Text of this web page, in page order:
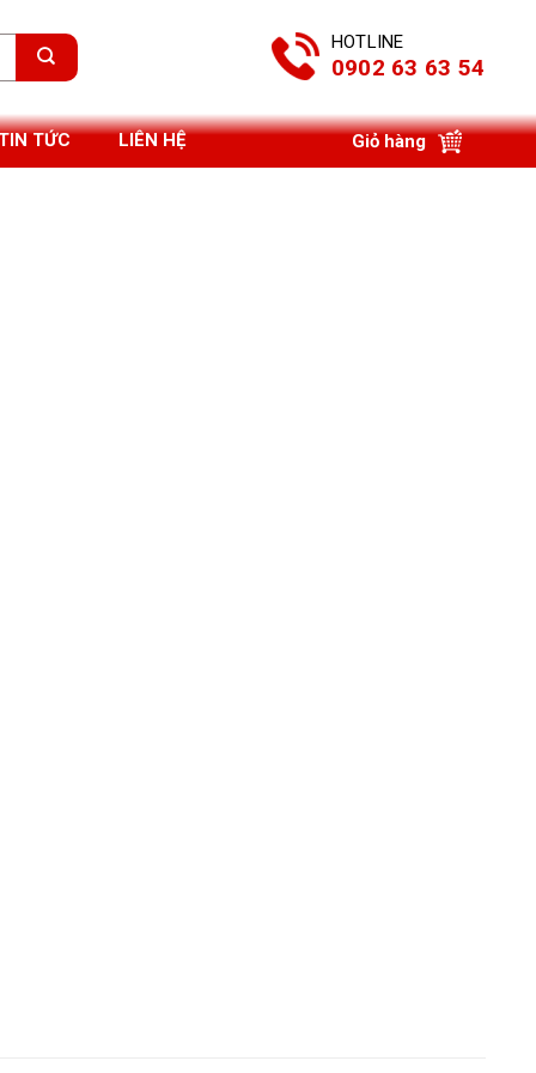
HOTLINE
0902 63 63 54
TỨC LIÊN HỆ Giỏ hàng